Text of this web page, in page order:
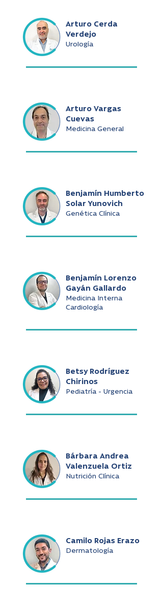
Arturo Cerda
Verdejo
Urología
Arturo Vargas
Cuevas
Medicina General
Benjamín Humberto
Solar Yunovich
Genética Clínica
Benjamín Lorenzo
Gayán Gallardo
Medicina Interna
Cardiología
Betsy Rodríguez
Chirinos
Pediatría - Urgencia
Bárbara Andrea
Valenzuela Ortiz
Nutrición Clínica
Camilo Rojas Erazo
Dermatología